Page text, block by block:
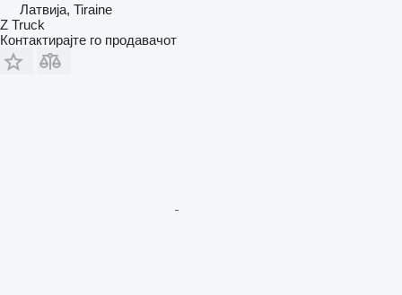
Латвија, Tiraine
Z Truck
Контактирајте го продавачот